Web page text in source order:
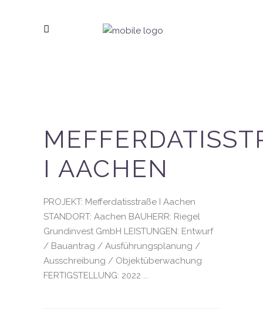
AACHEN
PROJEKT: Mefferdatisstraße I Aachen
STANDORT: Aachen BAUHERR: Riegel
Grundinvest GmbH LEISTUNGEN: Entwurf
/ Bauantrag / Ausführungsplanung /
Ausschreibung / Objektüberwachung
FERTIGSTELLUNG: 2022 ...